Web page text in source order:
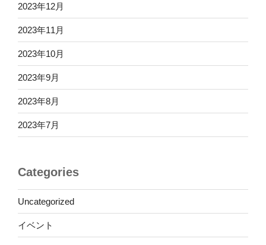
2023年12月
2023年11月
2023年10月
2023年9月
2023年8月
2023年7月
Categories
Uncategorized
イベント